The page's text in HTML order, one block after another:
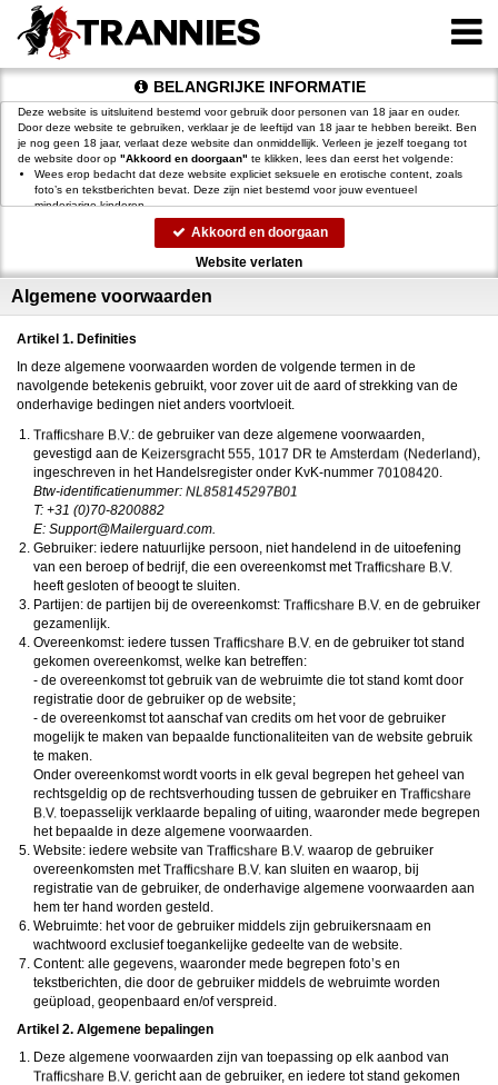
BELANGRIJKE INFORMATIE
Deze website is uitsluitend bestemd voor gebruik door personen van 18 jaar en ouder.
Door deze website te gebruiken, verklaar je de leeftijd van 18 jaar te hebben bereikt. Ben
je nog geen 18 jaar, verlaat deze website dan onmiddellijk. Verleen je jezelf toegang tot
de website door op "Akkoord en doorgaan" te klikken, lees dan eerst het volgende:
Wees erop bedacht dat deze website expliciet seksuele en erotische content, zoals
foto’s en tekstberichten bevat. Deze zijn niet bestemd voor jouw eventueel
minderjarige kinderen.
gebruikt functionele, analytische cookies, social media cookies en
vergelijkbare technieken, zoals Google Webmaster Tools, Google Analytics, Alexa
Certify, Yandex, Hotjar, Histats en Statcounter die automatisch gegevens kunnen
verzamelen wanneer je de website bezoekt. De gegevens verkregen uit de cookies,
teneinde het voor
Wees voorzichtig bij het praten met vreemden via deze website. Je weet immers nooit
achternaam, e-mailadres, huis- of werkadres, telefoonnummer of andere naar jou
herleidbare gegevens op deze website.
Zet iemand jou onder druk op deze website, bijvoorbeeld om persoonlijke of financiële
gegevens te verstrekken? Stop dan meteen met het communiceren met deze persoon.
Let er ook op dat mensen in staat zijn op een listige manier dergelijke gegevens van je
Voorkom dat jouw minderjarige kinderen met erotische of anderszins voor minderjarigen
ongeschikte online content in aanraking komen. Daarvoor enkele tips:
Installeer programma’s voor ouderlijk toezicht op jouw apparaat . Voorbeelden van
programma’s voor ouderlijk toezicht zijnNetnanny
. Deze programma’s werken zodanig dat toegang tot specifieke websites en
online inhoud worden geblokkeerd. Vaak blokkeren deze programma’s standaard al
een groot aantal websites waarvan algemeen verondersteld wordt dat deze
ongeschikt zijn voor minderjarigen. Door middel van updates kunnen daar steeds
nieuwe websites aan worden toegevoegd.
Neem contact op met jouw internetprovider
maken dat bepaalde informatie van internet wordt gefilterd. Je kunt jouw
internetprovider raadplegen om na te vragen of deze service ook voor jou mogelijk
is.
Controleer jouw webbrowser. Informeer je over de werking van jouw webbrowser
zodat je kunt zien welke websites door jouw minderjarige kinderen zijn bezocht.
Door in geval van ongewenste sitebezoeken jouw minderjarige kinderen daarop
aan te spreken, kun je jouw kinderen leren dat de websites niet voor hun geschikt
zijn. Bovendien kun je naar aanleiding daarvan beoordelen in hoeverre jouw kind
geïnteresseerd is in bepaalde websites, zodat je bovenstaande tips kunt hanteren.
Praat met jouw kinderen. Leer jouw minderjarige kinderen dat ze nooit
persoonsgegevens of persoonlijke informatie via internet moeten verstrekken aan
internet hoeft te zijn wie ze zeggen te zijn en dat men wel eens verkeerde
bedoelingen kan hebben als iemand via het internet contact opneemt met jouw
kind. Vertel jouw kinderen bovendien dat ze niet met vreemde andere minderjarigen
die zij online hebben ontmoet, moeten afspreken zonder daarover eerst met jou te
overleggen. Ook is het raadzaam jouw kind te vertellen dat hij jou meteen moet
laten weten wanneer iemand op internet contact met hem opneemt of wanneer
jouw kind seksueel getinte content of andere content waarvan hij schrikt, op
internet tegenkomt.
Via deze website verleent
chatdiensten voor entertainmentdoeleinden. Om van deze diensten gebruik te kunnen
maken, heb je credits nodig. Je ontvangt er bij jouw aanmelding een paar gratis, maar
daarna dien je voor credits te betalen. De kosten daarvoor tref je aan bij jouw
bestelling van credits en op de paginaKosten.
behoudt zich het recht voor om zelf profielen op deze website aan te
maken en namens deze profielen berichten aan jou als gebruiker te verzenden. Door
gefingeerd zijn. Deze gefingeerde profielen zijn alleen aangemaakt om berichten en
profiel zijn dan ook niet mogelijk.
Deze site wordt beschermd door reCAPTCHA, hetPrivacybeleiden deAlgemene
Akkoord en doorgaan
Website verlaten
Algemene voorwaarden
Artikel 1. Definities
In deze algemene voorwaarden worden de volgende termen in de
navolgende betekenis gebruikt, voor zover uit de aard of strekking van de
onderhavige bedingen niet anders voortvloeit.
: de gebruiker van deze algemene voorwaarden,
gevestigd aan de
,
,
ingeschreven in het Handelsregister onder KvK-nummer
.
Btw-identificatienummer:
T: +31 (0)70-8200882
E: moc.draugreliaM@troppuS.
Gebruiker: iedere natuurlijke persoon, niet handelend in de uitoefening
van een beroep of bedrijf, die een overeenkomst met
heeft gesloten of beoogt te sluiten.
Partijen: de partijen bij de overeenkomst:
en de gebruiker
gezamenlijk.
Overeenkomst: iedere tussen
en de gebruiker tot stand
gekomen overeenkomst, welke kan betreffen:
- de overeenkomst tot gebruik van de webruimte die tot stand komt door
registratie door de gebruiker op de website;
- de overeenkomst tot aanschaf van credits om het voor de gebruiker
mogelijk te maken van bepaalde functionaliteiten van de website gebruik
te maken.
Onder overeenkomst wordt voorts in elk geval begrepen het geheel van
rechtsgeldig op de rechtsverhouding tussen de gebruiker en
toepasselijk verklaarde bepaling of uiting, waaronder mede begrepen
het bepaalde in deze algemene voorwaarden.
Website: iedere website van
waarop de gebruiker
overeenkomsten met
kan sluiten en waarop, bij
registratie van de gebruiker, de onderhavige algemene voorwaarden aan
hem ter hand worden gesteld.
Webruimte: het voor de gebruiker middels zijn gebruikersnaam en
wachtwoord exclusief toegankelijke gedeelte van de website.
Content: alle gegevens, waaronder mede begrepen foto’s en
tekstberichten, die door de gebruiker middels de webruimte worden
geüpload, geopenbaard en/of verspreid.
Artikel 2. Algemene bepalingen
Deze algemene voorwaarden zijn van toepassing op elk aanbod van
gericht aan de gebruiker, en iedere tot stand gekomen